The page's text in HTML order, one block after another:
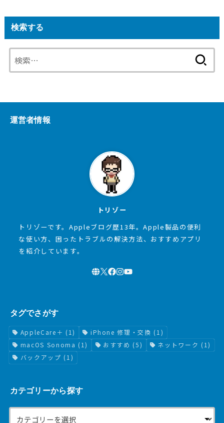
検索する
索:
運営者情報
トリゾー
トリゾーです。Appleブログ歴13年。Apple製品の便利
な使い方、困ったトラブルの解決方法、おすすめアプリ
を紹介しています。
タグでさがす
AppleCare＋ (1) iPhone 修理・交換 (1)
macOS Sonoma (1) おすすめ (5) ネットワーク (1)
バックアップ (1)
カテゴリーから探す